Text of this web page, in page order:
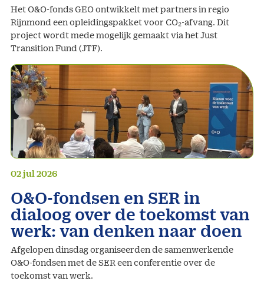
Het O&O-fonds GEO ontwikkelt met partners in regio
Rijnmond een opleidingspakket voor CO₂-afvang. Dit
project wordt mede mogelijk gemaakt via het Just
Transition Fund (JTF).
02 jul 2026
O&O-fondsen en SER in
dialoog over de toekomst van
werk: van denken naar doen
Afgelopen dinsdag organiseerden de samenwerkende
O&O-fondsen met de SER een conferentie over de
toekomst van werk.